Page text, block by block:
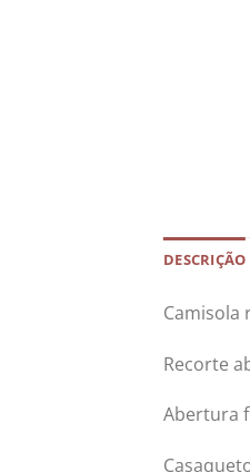
DESCRIÇÃO
Camisola
Recorte
Abertura